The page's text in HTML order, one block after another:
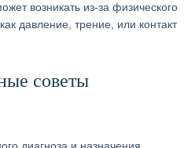
возникать из-за физического
давление, трение, или контакт
советы